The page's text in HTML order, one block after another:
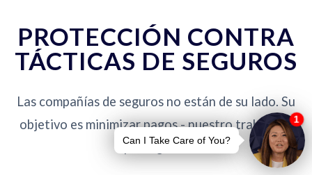
PROTECCIÓN CONTRA
TÁCTICAS DE SEGUROS
Las compañías de seguros no están de su lado. Su
objetivo es minimizar pagos - nuestro trabajo es
protegerlo.